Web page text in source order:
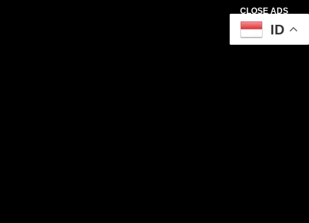
CLOSE ADS
ID